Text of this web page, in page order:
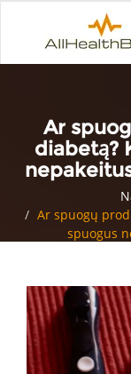
Ar
diabetą?
Ar spuogų
spuogus